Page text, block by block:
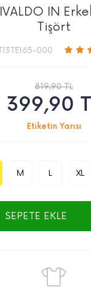
IN
Tişört
000
819,90TL
399,90
Etiketin Yarısı
M L XL
SEPETE EKLE